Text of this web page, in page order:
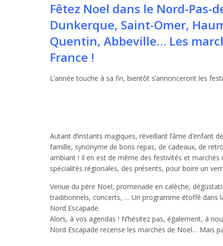
Fêtez Noel dans le Nord-Pas-
Dunkerque, Saint-Omer,
Quentin, Abbeville… Les
France !
L’année touche à sa fin, bientôt s’annonceront les
Autant d’instants magiques, réveillant l’âme
famille, synonyme de bons repas, de cadeaux, de
ambiant ! Il en est de même des festivités et
spécialités régionales, des présents, pour boire un
Venue du père Noel, promenade en calèche,
traditionnels, concerts, … Un programme étoffé dans
Nord Escapade.
Alors, à vos agendas ! N’hésitez pas, également, à
Nord Escapade recense les marchés de Noel… Mais